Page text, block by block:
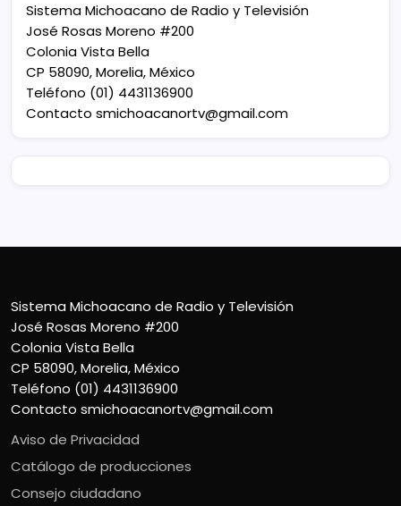
Sistema Michoacano de Radio y Televisión
José Rosas Moreno #200
Colonia Vista Bella
CP 58090, Morelia, México
Teléfono (01) 4431136900
Contacto smichoacanortv@gmail.com
Sistema Michoacano de Radio y Televisión
José Rosas Moreno #200
Colonia Vista Bella
CP 58090, Morelia, México
Teléfono (01) 4431136900
Contacto smichoacanortv@gmail.com
Aviso de Privacidad
Catálogo de producciones
Consejo ciudadano